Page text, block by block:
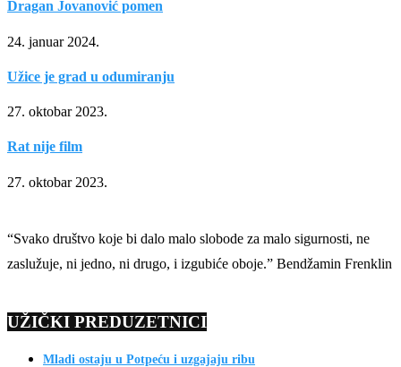
Dragan Jovanović pomen
24. januar 2024.
Užice je grad u odumiranju
27. oktobar 2023.
Rat nije film
27. oktobar 2023.
“Svako društvo koje bi dalo malo slobode za malo sigurnosti, ne
zaslužuje, ni jedno, ni drugo, i izgubiće oboje.” Bendžamin Frenklin
UŽIČKI PREDUZETNICI
Mladi ostaju u Potpeću i uzgajaju ribu